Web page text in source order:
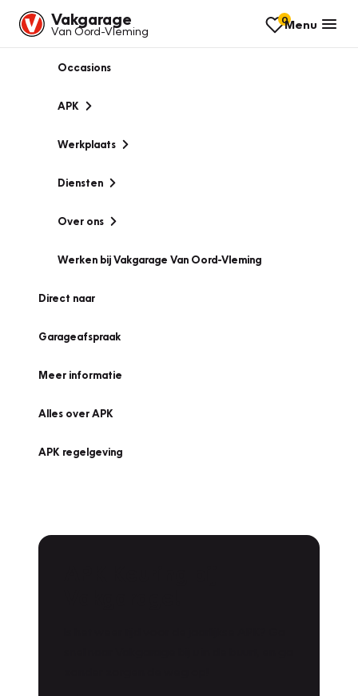
Vakgarage
Van Oord-Vleming
0Menu
Occasions
APK
Werkplaats
Diensten
Over ons
Werken bij Vakgarage Van Oord-Vleming
Direct naar
Garageafspraak
Meer informatie
Alles over APK
APK regelgeving